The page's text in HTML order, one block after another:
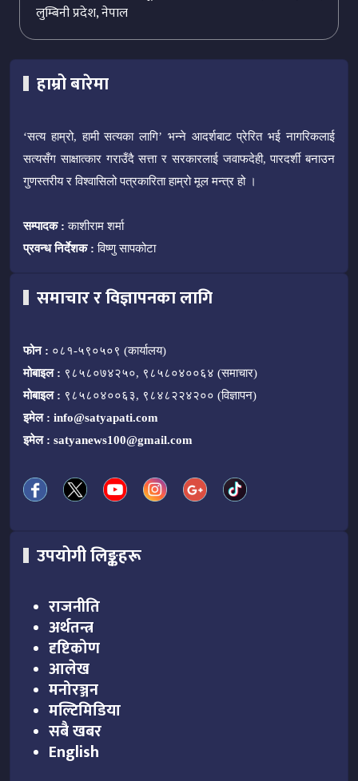
लुम्बिनी प्रदेश, नेपाल
हाम्रो बारेमा
‘सत्य हाम्रो, हामी सत्यका लागि’ भन्ने आदर्शबाट प्रेरित भई नागरिकलाई
सत्यसँग साक्षात्कार गराउँदै सत्ता र सरकारलाई जवाफदेही, पारदर्शी बनाउन
गुणस्तरीय र विश्वासिलो पत्रकारिता हाम्रो मूल मन्त्र हो ।
सम्पादक : काशीराम शर्मा
प्रवन्ध निर्देशक : विष्णु सापकोटा
समाचार र विज्ञापनका लागि
फोन : ०८१-५९०५०९ (कार्यालय)
मोबाइल : ९८५८०७४२५०, ९८५८०४००६४ (समाचार)
मोबाइल : ९८५८०४००६३, ९८४८२२४२०० (विज्ञापन)
इमेल : info@satyapati.com
इमेल : satyanews100@gmail.com
उपयोगी लिङ्कहरू
राजनीति
अर्थतन्त्र
दृष्टिकोण
आलेख
मनोरञ्जन
मल्टिमिडिया
सबै खबर
English